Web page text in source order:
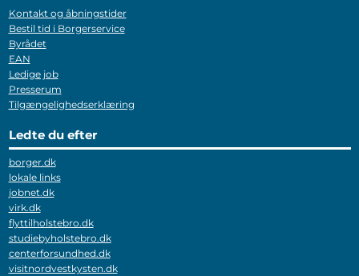
Kontakt og åbningstider
Bestil tid i Borgerservice
Byrådet
EAN
Ledige job
Presserum
Tilgængelighedserklæring
Ledte du efter
borger.dk
lokale links
jobnet.dk
virk.dk
flyttilholstebro.dk
studiebyholstebro.dk
centerforsundhed.dk
visitnordvestkysten.dk